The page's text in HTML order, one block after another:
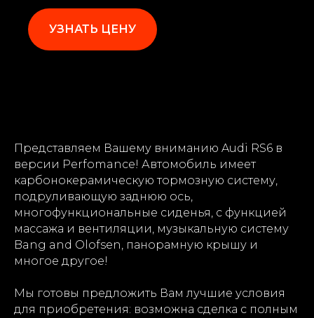
УЗНАТЬ ЦЕНУ
Представляем Вашему вниманию Audi RS6 в
версии Perfomance! Автомобиль имеет
карбонокерамическую тормозную систему,
подруливающую заднюю ось,
многофункциональные сиденья, с функцией
массажа и вентиляции, музыкальную систему
Bang and Olofsen, панорамную крышу и
многое другое!
Мы готовы предложить Вам лучшие условия
для приобретения: возможна сделка с полным